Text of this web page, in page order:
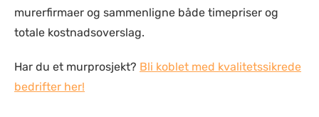
murerfirmaer og sammenligne både timepriser og
totale kostnadsoverslag.
Har du et murprosjekt? Bli koblet med kvalitetssikrede
bedrifter her!